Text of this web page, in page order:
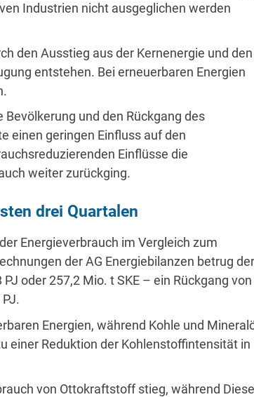
Industrien nicht ausgeglichen werden
den Ausstieg aus der Kernenergie und den
entstehen. Bei erneuerbaren Energien
und den Rückgang des
einen geringen Einfluss auf den
Einflüsse die
weiter zurückging.
drei Quartalen
Energieverbrauch im Vergleich zum
der AG Energiebilanzen betrug der
oder 257,2 Mio. t SKE – ein Rückgang von
Energien, während Kohle und
einer Reduktion der Kohlenstoffintensität in
von Ottokraftstoff stieg, während